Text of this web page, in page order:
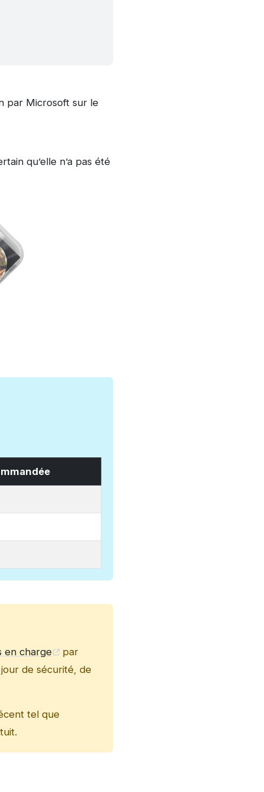
par Microsoft sur le
qu’elle n’a pas été
en charge
par
de sécurité, de
tel que